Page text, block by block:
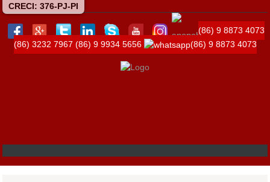
CRECI: 376-PJ-PI
(86) 9 8873 4073
(86) 3232 7967 (86) 9 9934 5656 (86) 9 8873 4073